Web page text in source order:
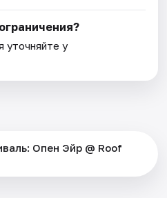
уточняйте у
Опен Эйр @ Roof